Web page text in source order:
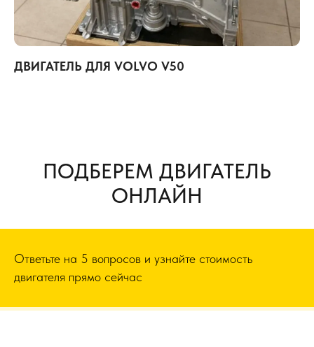
ДВИГАТЕЛЬ ДЛЯ VOLVO V50
ПОДБЕРЕМ ДВИГАТЕЛЬ
ОНЛАЙН
Ответьте на 5 вопросов и узнайте стоимость
двигателя прямо сейчас